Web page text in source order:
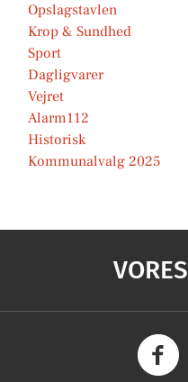
Opslagstavlen
Krop & Sundhed
Sport
Dagligvarer
Vejret
Alarm112
Historisk
Kommunalvalg 2025
VORES